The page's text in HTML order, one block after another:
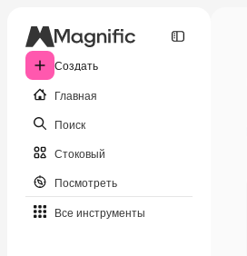
Создать
Главная
Поиск
Стоковый
Посмотреть
Все инструменты